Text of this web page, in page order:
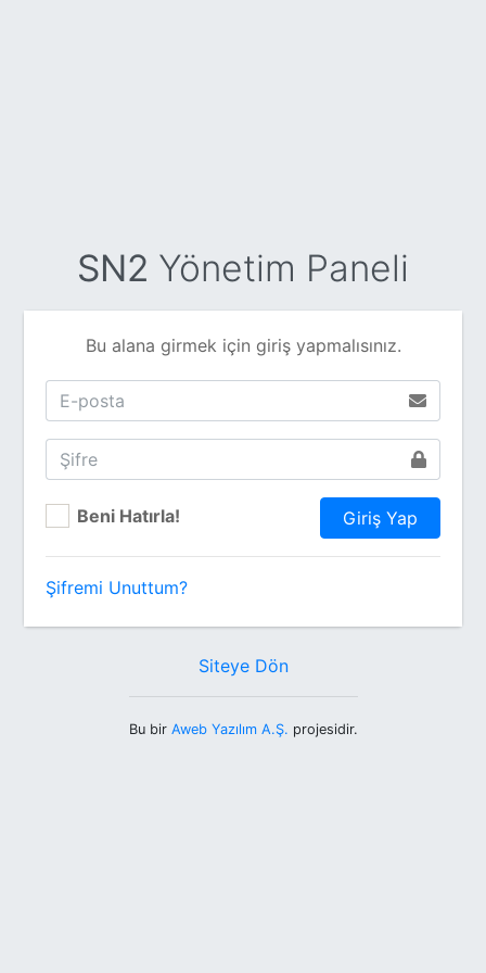
SN2 Yönetim Paneli
Bu alana girmek için giriş yapmalısınız.
Beni Hatırla! Giriş Yap
Şifremi Unuttum?
Siteye Dön
Bu bir Aweb Yazılım A.Ş. projesidir.